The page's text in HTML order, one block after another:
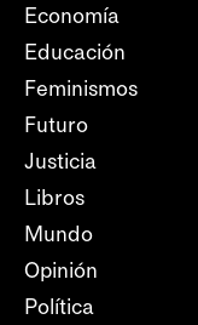
Economía
Educación
Feminismos
Futuro
Justicia
Libros
Mundo
Opinión
Política